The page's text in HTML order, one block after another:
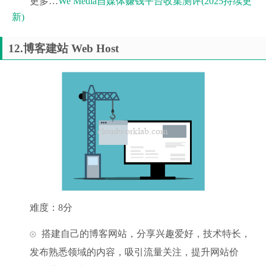
新)
12.博客建站 Web Host
难度：8分
搭建自己的博客网站，分享兴趣爱好，技术特长，
发布熟悉领域的内容，吸引流量关注，提升网站价